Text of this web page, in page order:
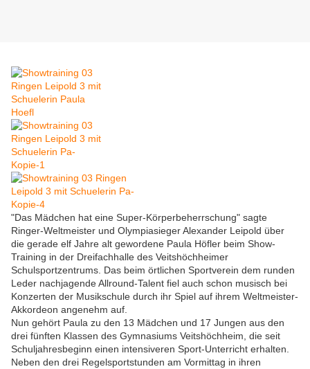
"Das Mädchen hat eine Super-Körperbeherrschung" sagte
Ringer-Weltmeister und Olympiasieger Alexander Leipold über
die gerade elf Jahre alt gewordene Paula Höfler beim Show-
Training in der Dreifachhalle des Veitshöchheimer
Schulsportzentrums. Das beim örtlichen Sportverein dem runden
Leder nachjagende Allround-Talent fiel auch schon musisch bei
Konzerten der Musikschule durch ihr Spiel auf ihrem Weltmeister-
Akkordeon angenehm auf.
Nun gehört Paula zu den 13 Mädchen und 17 Jungen aus den
drei fünften Klassen des Gymnasiums Veitshöchheim, die seit
Schuljahresbeginn einen intensiveren Sport-Unterricht erhalten.
Neben den drei Regelsportstunden am Vormittag in ihren